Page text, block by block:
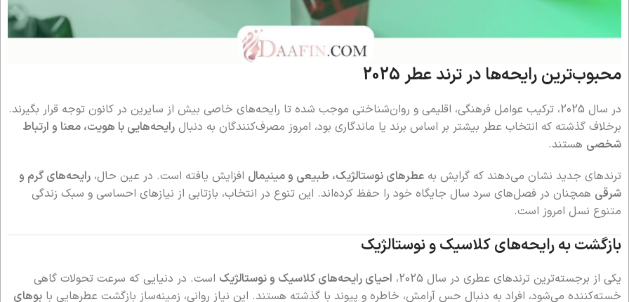
محبوب‌ترین رایحه‌ها در ترند عطر 2025
در سال 2025، ترکیب عوامل فرهنگی، اقلیمی و روان‌شناختی موجب شده تا رایحه‌های خاصی بیش از سایرین در کانون توجه قرار بگیرند.
برخلاف گذشته که انتخاب عطر بیشتر بر اساس برند یا ماندگاری بود، امروز مصرف‌کنندگان به دنبال رایحه‌هایی با هویت، معنا و ارتباط
شخصی هستند.
ترندهای جدید نشان می‌دهند که گرایش به عطرهای نوستالژیک، طبیعی و مینیمال افزایش یافته است. در عین حال، رایحه‌های گرم و
شرقی همچنان در فصل‌های سرد سال جایگاه خود را حفظ کرده‌اند. این تنوع در انتخاب، بازتابی از نیازهای احساسی و سبک زندگی
متنوع نسل امروز است.
بازگشت به رایحه‌های کلاسیک و نوستالژیک
یکی از برجسته‌ترین ترندهای عطری در سال 2025، احیای رایحه‌های کلاسیک و نوستالژیک است. در دنیایی که سرعت تحولات گاهی
خسته‌کننده می‌شود، افراد به دنبال حس آرامش، خاطره و پیوند با گذشته هستند. این نیاز روانی، زمینه‌ساز بازگشت عطرهایی با بوهای